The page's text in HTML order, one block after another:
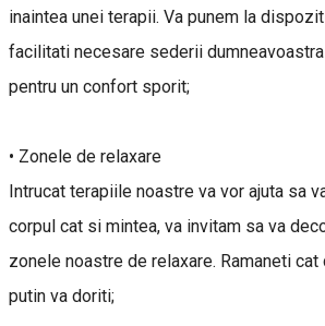
inaintea unei terapii. Va punem la
facilitati necesare sederii
pentru un confort sporit;
• Zonele de relaxare
Intrucat terapiile noastre va vor ajuta sa
corpul cat si mintea, va invitam sa va
zonele noastre de relaxare. Ramaneti
putin va doriti;